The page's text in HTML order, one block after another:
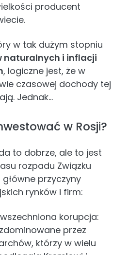
producent
w tak dużym stopniu
naturalnych i inflacji
, logiczne jest, że w
czasowej dochody tej
Jednak...
w Rosji?
to dobrze, ale to jest
rozpadu Związku
przyczyny
rynków i firm:
korupcja:
przez
którzy w wielu